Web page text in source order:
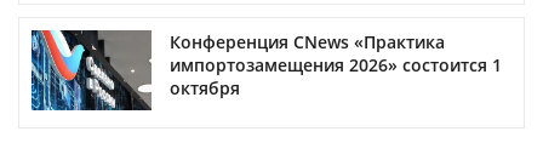
Конференция CNews «Практика
импортозамещения 2026» состоится 1
октября